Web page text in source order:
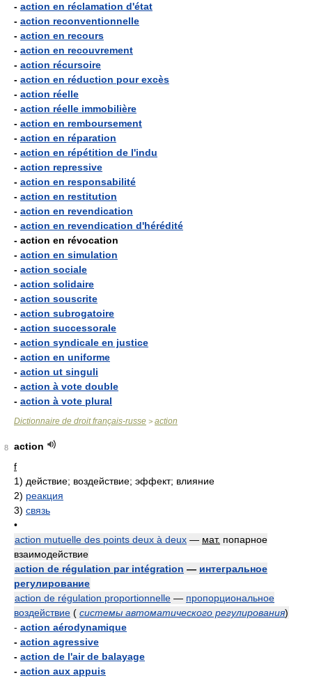
- action en réclamation d'état
- action reconventionnelle
- action en recours
- action en recouvrement
- action récursoire
- action en réduction pour excès
- action réelle
- action réelle immobilière
- action en remboursement
- action en réparation
- action en répétition de l'indu
- action repressive
- action en responsabilité
- action en restitution
- action en revendication
- action en revendication d'hérédité
- action en révocation
- action en simulation
- action sociale
- action solidaire
- action souscrite
- action subrogatoire
- action successorale
- action syndicale en justice
- action en uniforme
- action ut singuli
- action à vote double
- action à vote plural
Dictionnaire de droit français-russe > action
8
action
f
1) действие; воздействие; эффект; влияние
2) реакция
3) связь
•
action mutuelle des points deux à deux — мат. попарное
взаимодействие
action de régulation par intégration — интегральное
регулирование
action de régulation proportionnelle — пропорциональное
воздействие ( системы автоматического регулирования)
- action aérodynamique
- action agressive
- action de l'air de balayage
- action aux appuis